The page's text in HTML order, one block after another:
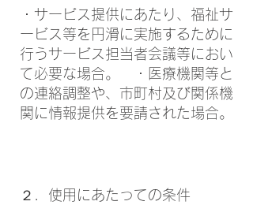
・サービス提供にあたり、福祉サ
ービス等を円滑に実施するために
行うサービス担当者会議等におい
て必要な場合。 ・医療機関等と
の連絡調整や、市町村及び関係機
関に情報提供を要請された場合。
２．使用にあたっての条件